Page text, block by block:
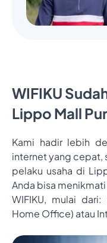
WIFIKU
Lippo Mall
Kami hadir lebih
internet yang cepat,
pelaku usaha di
Anda bisa
WIFIKU, mulai
Home Office) atau